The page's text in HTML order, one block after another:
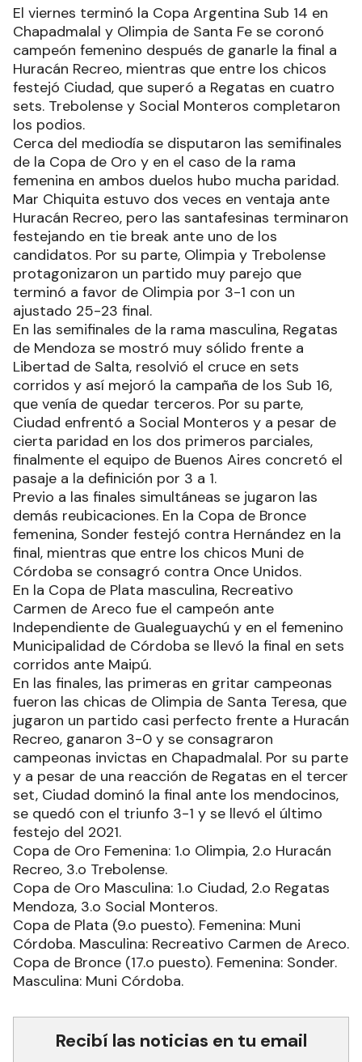
Chapadmalal y Olimpia de Santa Fe se coronó
campeón femenino después de ganarle la final a
Huracán Recreo, mientras que entre los chicos
festejó Ciudad, que superó a Regatas en cuatro
sets. Trebolense y Social Monteros completaron
los podios.
Cerca del mediodía se disputaron las semifinales
de la Copa de Oro y en el caso de la rama
femenina en ambos duelos hubo mucha paridad.
Mar Chiquita estuvo dos veces en ventaja ante
Huracán Recreo, pero las santafesinas terminaron
festejando en tie break ante uno de los
candidatos. Por su parte, Olimpia y Trebolense
protagonizaron un partido muy parejo que
terminó a favor de Olimpia por 3-1 con un
ajustado 25-23 final.
En las semifinales de la rama masculina, Regatas
de Mendoza se mostró muy sólido frente a
Libertad de Salta, resolvió el cruce en sets
corridos y así mejoró la campaña de los Sub 16,
que venía de quedar terceros. Por su parte,
Ciudad enfrentó a Social Monteros y a pesar de
cierta paridad en los dos primeros parciales,
finalmente el equipo de Buenos Aires concretó el
pasaje a la definición por 3 a 1.
Previo a las finales simultáneas se jugaron las
demás reubicaciones. En la Copa de Bronce
femenina, Sonder festejó contra Hernández en la
final, mientras que entre los chicos Muni de
Córdoba se consagró contra Once Unidos.
En la Copa de Plata masculina, Recreativo
Carmen de Areco fue el campeón ante
Independiente de Gualeguaychú y en el femenino
Municipalidad de Córdoba se llevó la final en sets
corridos ante Maipú.
En las finales, las primeras en gritar campeonas
fueron las chicas de Olimpia de Santa Teresa, que
jugaron un partido casi perfecto frente a Huracán
Recreo, ganaron 3-0 y se consagraron
campeonas invictas en Chapadmalal. Por su parte
y a pesar de una reacción de Regatas en el tercer
set, Ciudad dominó la final ante los mendocinos,
se quedó con el triunfo 3-1 y se llevó el último
festejo del 2021.
Copa de Oro Femenina: 1.o Olimpia, 2.o Huracán
Recreo, 3.o Trebolense.
Copa de Oro Masculina: 1.o Ciudad, 2.o Regatas
Mendoza, 3.o Social Monteros.
Copa de Plata (9.o puesto). Femenina: Muni
Córdoba. Masculina: Recreativo Carmen de Areco.
Copa de Bronce (17.o puesto). Femenina: Sonder.
Masculina: Muni Córdoba.
Recibí las noticias en tu email